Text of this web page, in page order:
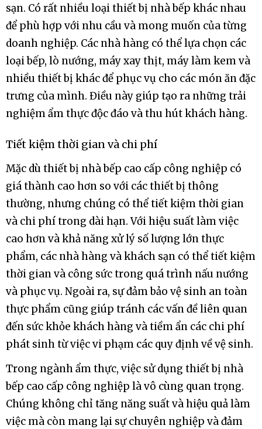
sạn. Có rất nhiều loại thiết bị nhà bếp khác nhau
để phù hợp với nhu cầu và mong muốn của từng
doanh nghiệp. Các nhà hàng có thể lựa chọn các
loại bếp, lò nướng, máy xay thịt, máy làm kem và
nhiều thiết bị khác để phục vụ cho các món ăn đặc
trưng của mình. Điều này giúp tạo ra những trải
nghiệm ẩm thực độc đáo và thu hút khách hàng.
Tiết kiệm thời gian và chi phí
Mặc dù thiết bị nhà bếp cao cấp công nghiệp có
giá thành cao hơn so với các thiết bị thông
thường, nhưng chúng có thể tiết kiệm thời gian
và chi phí trong dài hạn. Với hiệu suất làm việc
cao hơn và khả năng xử lý số lượng lớn thực
phẩm, các nhà hàng và khách sạn có thể tiết kiệm
thời gian và công sức trong quá trình nấu nướng
và phục vụ. Ngoài ra, sự đảm bảo vệ sinh an toàn
thực phẩm cũng giúp tránh các vấn đề liên quan
đến sức khỏe khách hàng và tiềm ẩn các chi phí
phát sinh từ việc vi phạm các quy định về vệ sinh.
Trong ngành ẩm thực, việc sử dụng thiết bị nhà
bếp cao cấp công nghiệp là vô cùng quan trọng.
Chúng không chỉ tăng năng suất và hiệu quả làm
việc mà còn mang lại sự chuyên nghiệp và đảm